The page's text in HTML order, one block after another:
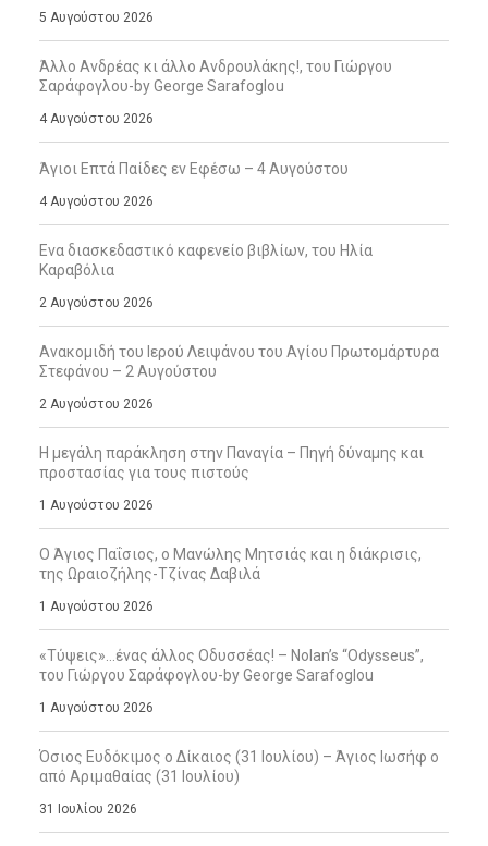
5 Αυγούστου 2026
Άλλο Ανδρέας κι άλλο Ανδρουλάκης!, του Γιώργου
Σαράφογλου-by George Sarafoglou
4 Αυγούστου 2026
Άγιοι Επτά Παίδες εν Εφέσω – 4 Αυγούστου
4 Αυγούστου 2026
Ενα διασκεδαστικό καφενείο βιβλίων, του Ηλία
Καραβόλια
2 Αυγούστου 2026
Ανακομιδή του Ιερού Λειψάνου του Αγίου Πρωτομάρτυρα
Στεφάνου – 2 Αυγούστου
2 Αυγούστου 2026
Η μεγάλη παράκληση στην Παναγία – Πηγή δύναμης και
προστασίας για τους πιστούς
1 Αυγούστου 2026
Ο Άγιος Παΐσιος, ο Μανώλης Μητσιάς και η διάκρισις,
της Ωραιοζήλης-Τζίνας Δαβιλά
1 Αυγούστου 2026
«Τύψεις»…ένας άλλος Οδυσσέας! – Nolan’s “Odysseus”,
του Γιώργου Σαράφογλου-by George Sarafoglou
1 Αυγούστου 2026
Όσιος Ευδόκιμος ο Δίκαιος (31 Ιουλίου) – Άγιος Ιωσήφ ο
από Αριμαθαίας (31 Ιουλίου)
31 Ιουλίου 2026